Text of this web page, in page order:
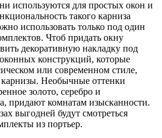
используются для простых окон и
такого карниза
использовать только под один
Чтоб придать окну
декоративную накладку под
конструкций, которые
или современном стиле,
карнизы. Необычные оттенки
золото, серебро и
придают комнатам изысканности.
выгодней будут смотреться
из портьер.